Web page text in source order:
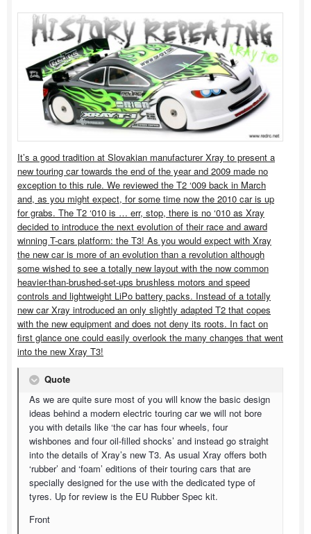
It’s a good tradition at Slovakian manufacturer Xray to present a
new touring car towards the end of the year and 2009 made no
exception to this rule. We reviewed the T2 ‘009 back in March
and, as you might expect, for some time now the 2010 car is up
for grabs. The T2 ‘010 is … err, stop, there is no ‘010 as Xray
decided to introduce the next evolution of their race and award
winning T-cars platform: the T3! As you would expect with Xray
the new car is more of an evolution than a revolution although
some wished to see a totally new layout with the now common
heavier-than-brushed-set-ups brushless motors and speed
controls and lightweight LiPo battery packs. Instead of a totally
new car Xray introduced an only slightly adapted T2 that copes
with the new equipment and does not deny its roots. In fact on
first glance one could easily overlook the many changes that went
into the new Xray T3!
Quote
As we are quite sure most of you will know the basic design
ideas behind a modern electric touring car we will not bore
you with details like ‘the car has four wheels, four
wishbones and four oil-filled shocks’ and instead go straight
into the details of Xray’s new T3. As usual Xray offers both
‘rubber’ and ‘foam’ editions of their touring cars that are
specially designed for the use with the dedicated type of
tyres. Up for review is the EU Rubber Spec kit.
Front